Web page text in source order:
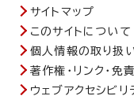
サイトマップ
このサイトについて
個人情報の取り扱
著作権・リンク・免
ウェブアクセシビリ